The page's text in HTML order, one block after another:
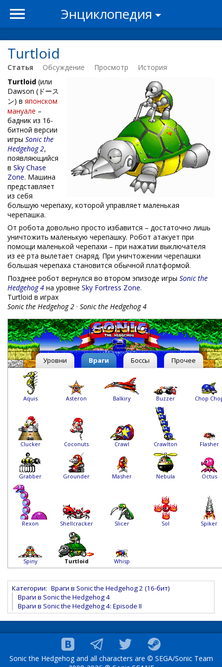
Энциклопедия
Turtloid
Статья Обсуждение Просмотр
История
Turtloid (или
Dawson (ドース
ン) в японском
мануале –
бадник из 16-
битной версии
игры Sonic the
Hedgehog 2,
появляющийся
в Sky Chase
Zone. Машина
представляет
из себя
большую черепаху, которой управляет маленькая
черепашка.
От робота довольно просто избавится – достаточно лишь
уничтожить маленькую черепашку. Робот атакует при
помощи маленькой черепахи – при нажатии выключателя
из её рта вылетает снаряд. При уничтожении черепашки
большая черепаха становится обычной платформой.
Позднее робот вернулся во втором эпизоде игры Sonic the
Hedgehog 4 на уровне Sky Fortress Zone.
Turtloid в играх
Sonic the Hedgehog 2 · Sonic the Hedgehog 4
Уровни Враги Боссы Прочее
Aquis Asteron Balkiry Buzzer Chop
Clucker Coconuts Crawl Crawlton Flasher
Grabber Grounder Masher Nebula Octus
Rexon Shellcracker Slicer Sol Spiker
Spiny Turtloid Whisp
Категории: Враги в Sonic the Hedgehog 2 (16-бит)
Враги в Sonic the Hedgehog 4
Враги в Sonic the Hedgehog 4: Episode II
Sonic the Hedgehog and all characters are © SEGA/Sonic Team